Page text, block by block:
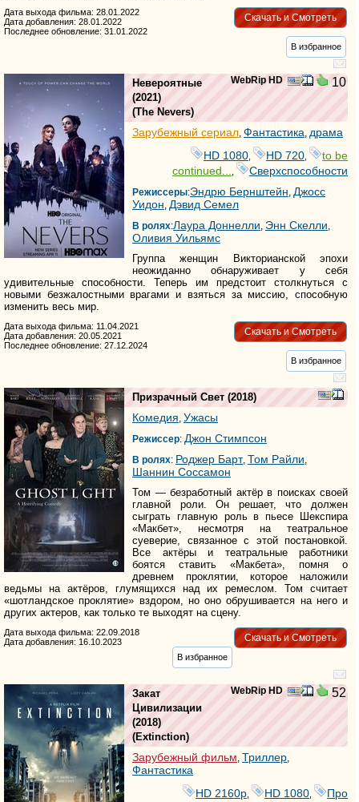
Скачать и Смотреть
Дата выхода фильма: 28.01.2022
Дата добавления: 28.01.2022
Последнее обновление: 31.01.2022
В избранное
WebRip HD 10
Невероятные
(2021)
(The Nevers)
Зарубежный сериал, Фантастика, драма
HD 1080, HD 720,
to be
continued..., Сверхспособности
Режиссеры:Эндрю Бернштейн, Джосс
Уидон, Дэвид Семел
В ролях:Лаура Доннелли, Энн Скелли,
Оливия Уильямс
Группа женщин Викторианской эпохи
неожиданно обнаруживает у себя
удивительные способности. Теперь им предстоит столкнуться с
новыми безжалостными врагами и взяться за миссию, способную
изменить весь мир.
Скачать и Смотреть
Дата выхода фильма: 11.04.2021
Дата добавления: 20.05.2021
Последнее обновление: 27.12.2024
В избранное
Призрачный Свет (2018)
Комедия, Ужасы
Режиссер: Джон Стимпсон
В ролях: Роджер Барт, Том Райли,
Шаннин Соссамон
Том — безработный актёр в поисках своей
главной роли. Он решает, что должен
сыграть главную роль в пьесе Шекспира
«Макбет», несмотря на театральное
суеверие, связанное с этой постановкой.
Все актёры и театральные работники
боятся ставить «Макбета», помня о
древнем проклятии, которое наложили
ведьмы на актёров, глумящихся над их ремеслом. Том считает
«шотландское проклятие» вздором, но оно обрушивается на него и
других актеров, как только те выходят на сцену.
Скачать и Смотреть
Дата выхода фильма: 22.09.2018
Дата добавления: 16.10.2023
В избранное
WebRip HD 52
Закат
Цивилизации
(2018)
(Extinction)
Зарубежный фильм, Триллер,
Фантастика
HD 2160р
HD 1080
Про